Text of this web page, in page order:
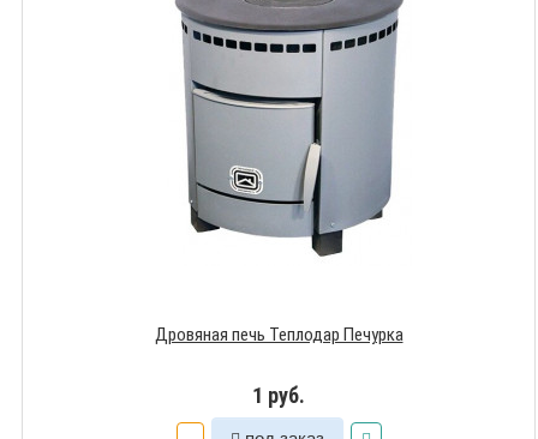
Дровяная печь Теплодар Печурка
1 руб.